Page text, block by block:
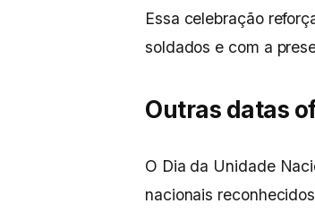
Essa celebração
soldados e com a
Outras datas
O Dia da Unidade
nacionais